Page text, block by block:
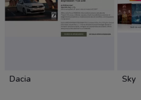
Dacia Sky